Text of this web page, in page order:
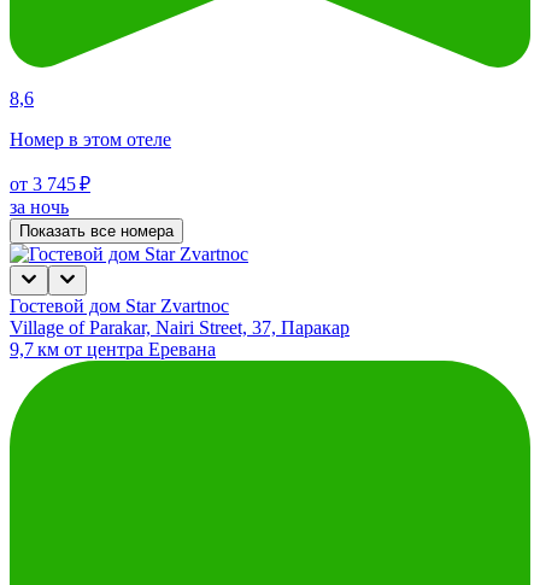
8,6
Номер в этом отеле
от 3 745 ₽
за ночь
Показать все номера
Гостевой дом Star Zvartnoc
Village of Parakar, Nairi Street, 37, Паракар
9,7 км от центра Еревана